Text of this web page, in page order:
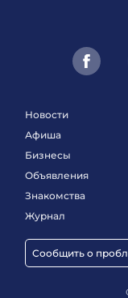
Новости
Афиша
Бизнесы
Объявления
Знакомства
Журнал
Сообщить о